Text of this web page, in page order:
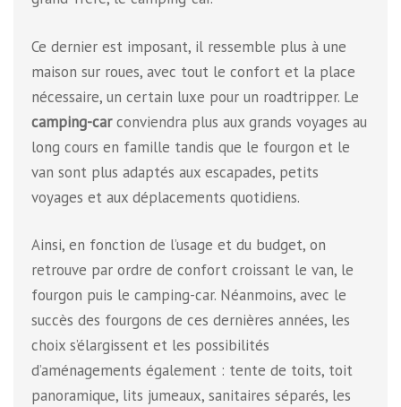
Ce dernier est imposant, il ressemble plus à une
maison sur roues, avec tout le confort et la place
nécessaire, un certain luxe pour un roadtripper. Le
camping-carconviendra plus aux grands voyages au
long cours en famille tandis que le fourgon et le
van sont plus adaptés aux escapades, petits
voyages et aux déplacements quotidiens.
Ainsi, en fonction de l’usage et du budget, on
retrouve par ordre de confort croissant le van, le
fourgon puis le camping-car. Néanmoins, avec le
succès des fourgons de ces dernières années, les
choix s’élargissent et les possibilités
d’aménagements également : tente de toits, toit
panoramique, lits jumeaux, sanitaires séparés, les